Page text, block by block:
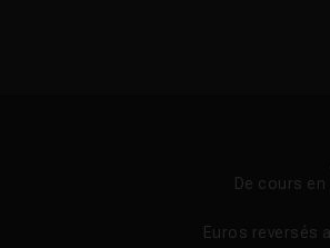
De cours
Euros reversés